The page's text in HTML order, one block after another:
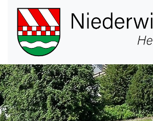
Hauptnavigation